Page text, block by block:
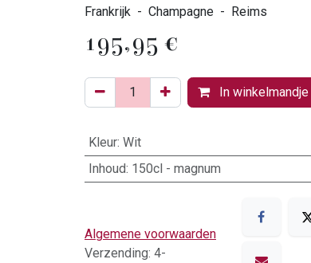
Frankrijk - Champagne - Reims
195,95 €
In winkelmandje
Kleur: Wit
Inhoud: 150cl - magnum
Algemene voorwaarden
Verzending: 4-